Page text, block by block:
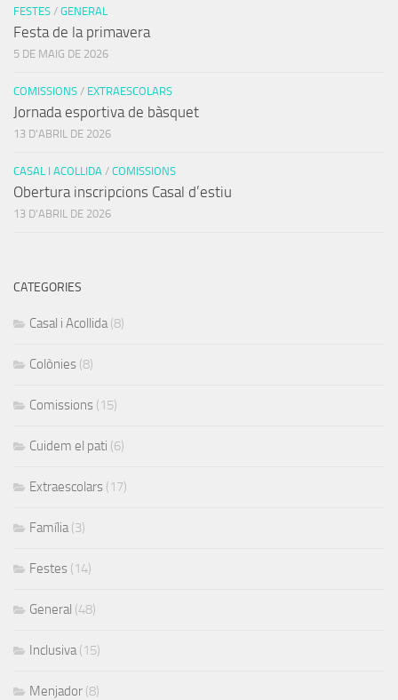
FESTES / GENERAL
Festa de la primavera
5 DE MAIG DE 2026
COMISSIONS / EXTRAESCOLARS
Jornada esportiva de bàsquet
13 D'ABRIL DE 2026
CASAL I ACOLLIDA / COMISSIONS
Obertura inscripcions Casal d’estiu
13 D'ABRIL DE 2026
CATEGORIES
Casal i Acollida(8)
Colònies (8)
Comissions (15)
Cuidem el pati (6)
Extraescolars (17)
Família(3)
Festes (14)
General (48)
Inclusiva(15)
Menjador (8)